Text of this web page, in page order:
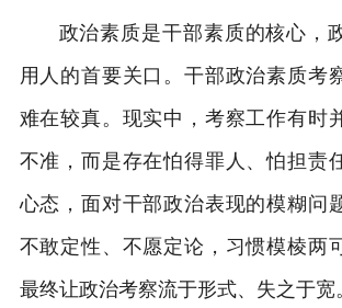
政治素质是干部素质的核心，
用人的首要关口。干部政治素质考
难在较真。现实中，考察工作有时
不准，而是存在怕得罪人、怕担责
心态，面对干部政治表现的模糊问
不敢定性、不愿定论，习惯模棱两
最终让政治考察流于形式、失之于宽。